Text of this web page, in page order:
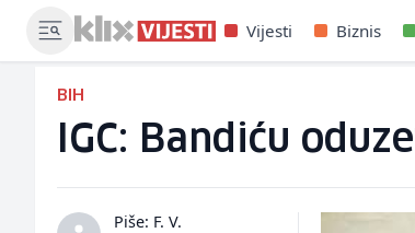
Vijesti Biznis
BIH
IGC: Bandiću
Piše: F. V.